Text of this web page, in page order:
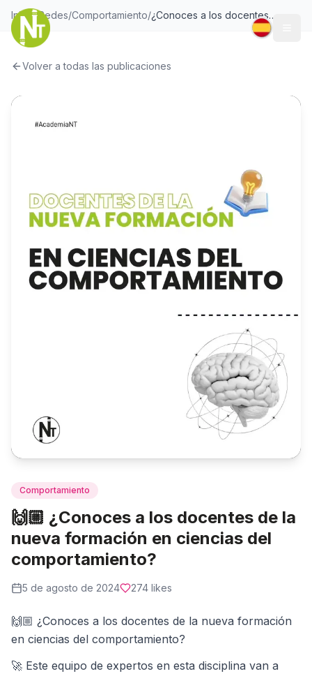
Inicio/Redes/Comportamiento/ ¿Conoces a los docentes de la nueva formación en ciencias del comportamiento?
Volver a todas las publicaciones
Comportamiento
🙌🏼 ¿Conoces a los docentes de la
nueva formación en ciencias del
comportamiento?
5 de agosto de 2024 274 likes
🙌🏼 ¿Conoces a los docentes de la nueva formación
en ciencias del comportamiento?
🚀 Este equipo de expertos en esta disciplina van a